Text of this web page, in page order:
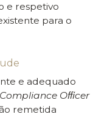
e respetivo
para o
e adequado
Compliance Oﬃcer
remetida